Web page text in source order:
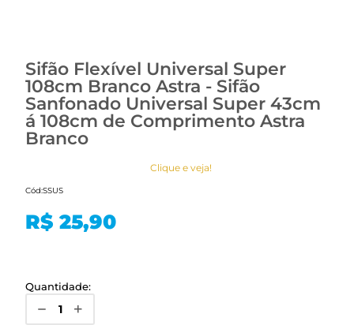
Sifão Flexível Universal Super
108cm Branco Astra - Sifão
Sanfonado Universal Super 43cm
á 108cm de Comprimento Astra
Branco
Clique e veja!
Cód:SSUS
R$ 25,90
Quantidade: